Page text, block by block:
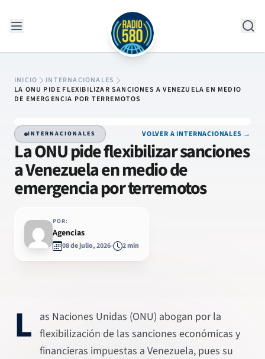
INICIO
INTERNACIONALES
LA ONU PIDE FLEXIBILIZAR SANCIONES A VENEZUELA EN MEDIO
DE EMERGENCIA POR TERREMOTOS
INTERNACIONALES VOLVER A INTERNACIONALES →
La ONU pide flexibilizar sanciones
a Venezuela en medio de
emergencia por terremotos
POR:
Agencias
08 de julio, 2026 2 min
L as Naciones Unidas (ONU) abogan por la
flexibilización de las sanciones económicas y
financieras impuestas a Venezuela, pues su